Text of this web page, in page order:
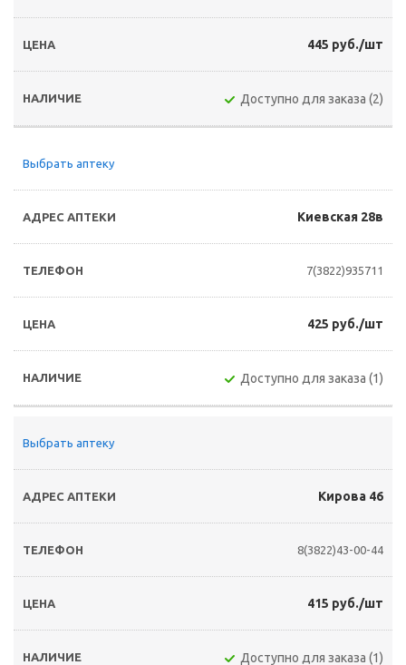
445 руб./шт
Доступно для заказа (2)
Выбрать аптеку
Киевская 28в
7(3822)935711
425 руб./шт
Доступно для заказа (1)
Выбрать аптеку
Кирова 46
8(3822)43-00-44
415 руб./шт
Доступно для заказа (1)